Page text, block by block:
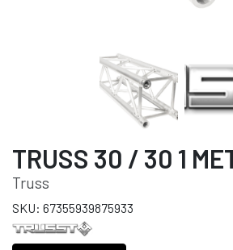
TRUSS 30 / 30 1
Truss
SKU: 67355939875933